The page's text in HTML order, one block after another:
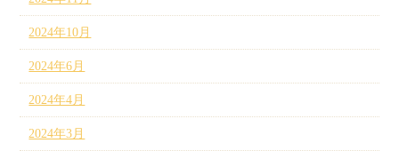
2024年10月
2024年6月
2024年4月
2024年3月